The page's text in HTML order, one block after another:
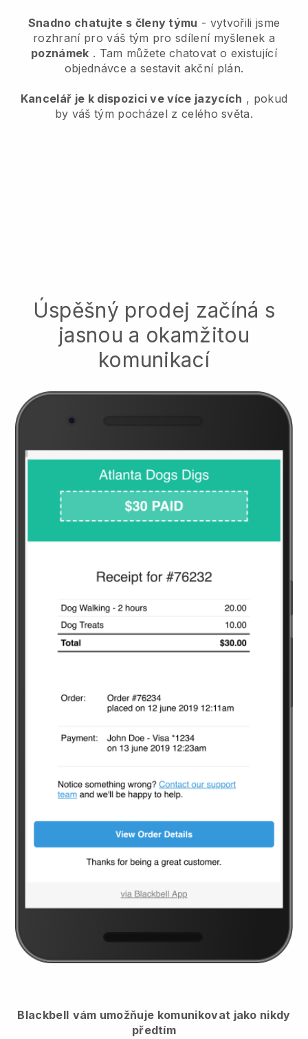
Snadno chatujte s členy týmu - vytvořili jsme
rozhraní pro váš tým pro sdílení myšlenek a
poznámek . Tam můžete chatovat o existující
objednávce a sestavit akční plán.
Kancelář je k dispozici ve více jazycích , pokud
by váš tým pocházel z celého světa.
Úspěšný prodej začíná s
jasnou a okamžitou
komunikací
Blackbell vám umožňuje komunikovat jako nikdy
předtím